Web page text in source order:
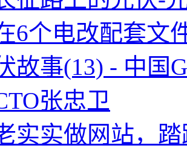
6个电改配套文
故事(13) - 中国
张忠卫
实实做网站，